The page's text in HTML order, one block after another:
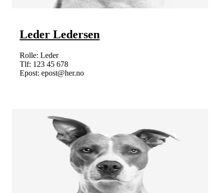
Leder Ledersen
Rolle: Leder
Tlf: 123 45 678
Epost: epost@her.no